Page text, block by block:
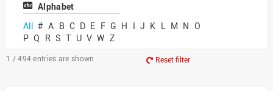
Alphabet
All # A B C D E F G H I J K L M N O
P Q R S T U V W Z
1 / 494 entries are shown Reset filter